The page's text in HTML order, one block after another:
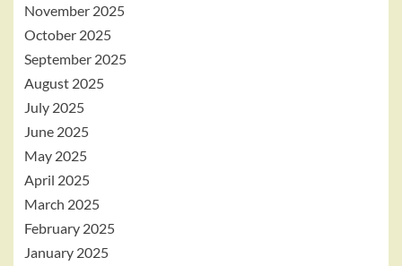
November 2025
October 2025
September 2025
August 2025
July 2025
June 2025
May 2025
April 2025
March 2025
February 2025
January 2025